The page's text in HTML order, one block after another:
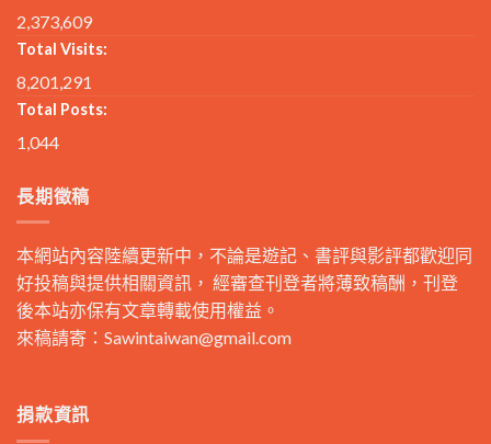
2,373,609
Total Visits:
8,201,291
Total Posts:
1,044
長期徵稿
本網站內容陸續更新中，不論是遊記、書評與影評都歡迎同
好投稿與提供相關資訊， 經審查刊登者將薄致稿酬，刊登
後本站亦保有文章轉載使用權益。
來稿請寄： Sawintaiwan@gmail.com
捐款資訊